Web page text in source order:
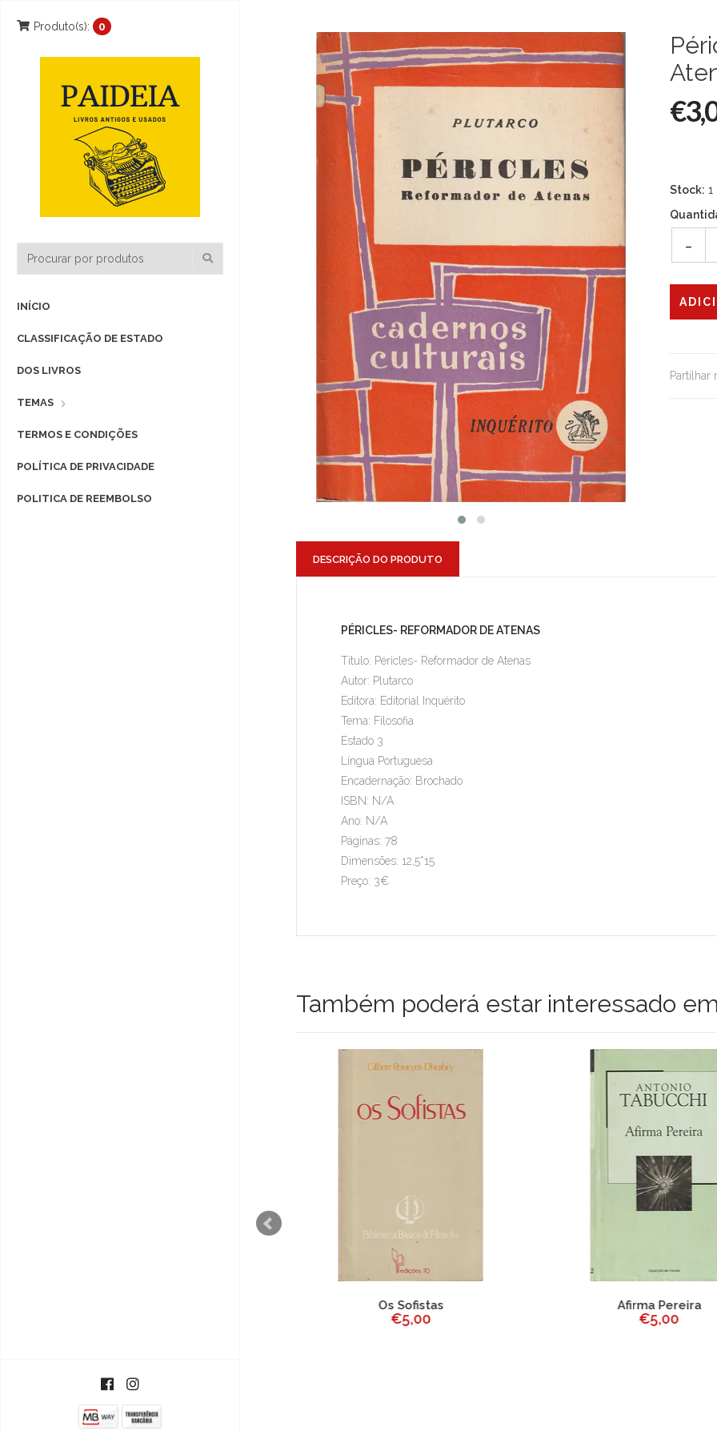
Produto(s): 0
INÍCIO
CLASSIFICAÇÃO DE ESTADO
DOS LIVROS
TEMAS
TERMOS E CONDIÇÕES
POLÍTICA DE PRIVACIDADE
POLITICA DE REEMBOLSO
Stock: 1
-
Partilhar
DESCRIÇÃO DO PRODUTO
PÉRICLES- REFORMADOR DE ATENAS
Título: Péricles- Reformador de Atenas
Autor: Plutarco
Editora: Editorial Inquérito
Tema: Filosofia
Estado 3
Língua Portuguesa
Encadernação: Brochado
ISBN: N/A
Ano: N/A
Páginas: 78
Dimensões: 12,5*15
Preço: 3€
Também poderá estar interessado
Os Sofistas
€5,00
Afirma Pereira
€5,00